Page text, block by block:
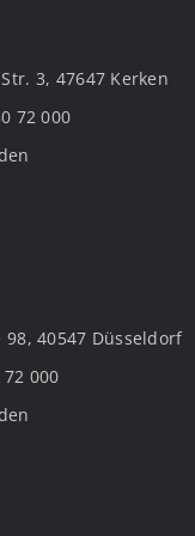
3, 47647 Kerken
72 000
98, 40547 Düsseldorf
000